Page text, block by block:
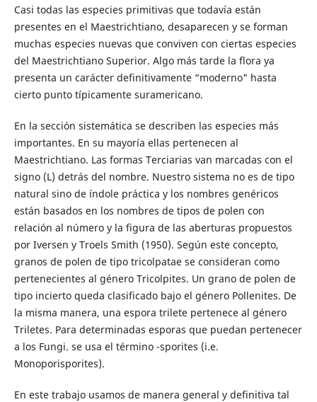
Casi todas las especies primitivas que todavía están
presentes en el Maestrichtiano, desaparecen y se forman
muchas especies nuevas que conviven con ciertas especies
del Maestrichtiano Superior. Algo más tarde la flora ya
presenta un carácter definitivamente “moderno" hasta
cierto punto típicamente suramericano.
En la sección sistemática se describen las especies más
importantes. En su mayoría ellas pertenecen al
Maestrichtiano. Las formas Terciarias van marcadas con el
signo (L) detrás del nombre. Nuestro sistema no es de tipo
natural sino de índole práctica y los nombres genéricos
están basados en los nombres de tipos de polen con
relación al número y la figura de las aberturas propuestos
por Iversen y Troels Smith (1950). Según este concepto,
granos de polen de tipo tricolpatae se consideran como
pertenecientes al género Tricolpites. Un grano de polen de
tipo incierto queda clasificado bajo el género Pollenites. De
la misma manera, una espora trilete pertenece al género
Triletes. Para determinadas esporas que puedan pertenecer
a los Fungi. se usa el término -sporites (i.e.
Monoporisporites).
En este trabajo usamos de manera general y definitiva tal